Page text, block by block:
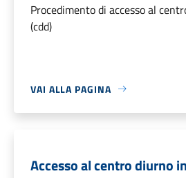
Procedimento di accesso al
(cdd)
VAI ALLA PAGINA
Accesso al centro diurno